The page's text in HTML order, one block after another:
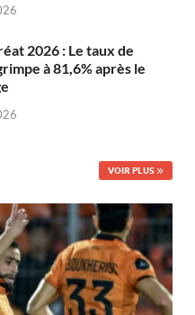
2026 : Le taux de
à 81,6% après le
VOIR PLUS